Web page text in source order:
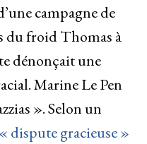
campagne de
du froid Thomas à
dénonçait une
Marine Le Pen
». Selon un
dispute gracieuse »